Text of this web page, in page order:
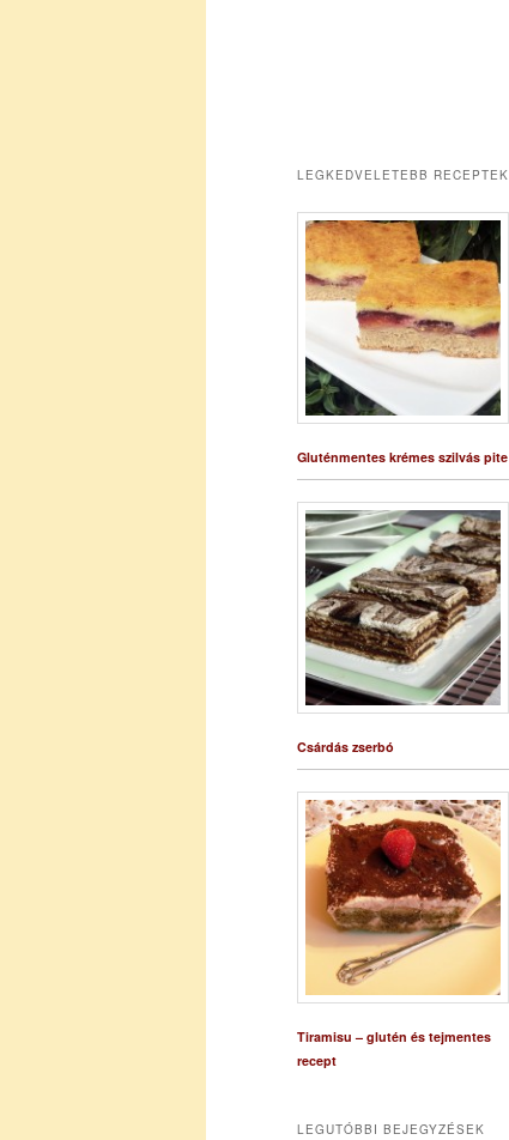
LEGKEDVELETEBB RECEPTEK
Gluténmentes krémes szilvás pite
Csárdás zserbó
Tiramisu – glutén és tejmentes
recept
LEGUTÓBBI BEJEGYZÉSEK